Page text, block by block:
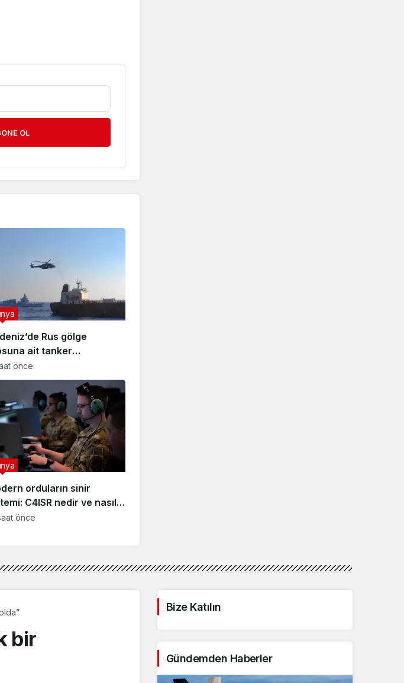
OL
Rus gölge
ait tanker
basıldı
önce
orduların sinir
C4ISR nedir ve nasıl
önce
bir
Bize Katılın
Gündemden Haberler